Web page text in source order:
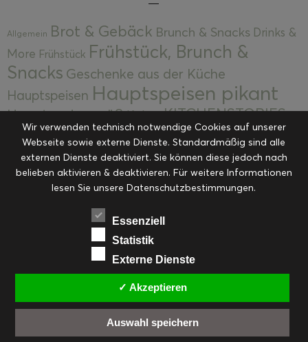
Allgemein Brot & Gebäck Brunch & Snacks Drinks &
More Frühstück Frühstück, Brunch &
Snacks Geschenke aus der Küche
Hauptspeisen Hauptspeisen pikant
Hauptspeisen süßKekseKITCHENSTORIES
Kuchen, Torten & Desserts Kuchen und
Desserts Kulinarik Kulinarische Mitbringsel &
Eingemachtes Ohne Kategorie Ostern Resteküche
RezepteSaisonalSliderStartseite
Suppen, Salate & Vorspeisen
Vorspeisen, Salate & Suppen
Weihnachten Workshops & Events
FACEBOOK PINTEREST EMAIL
Wir verwenden technisch notwendige Cookies auf unserer
Webseite sowie externe Dienste. Standardmäßig sind alle
externen Dienste deaktiviert. Sie können diese jedoch nach
belieben aktivieren & deaktivieren. Für weitere Informationen
lesen Sie unsere Datenschutzbestimmungen.
Essenziell
Statistik
Externe Dienste
✓ Akzeptieren
Auswahl speichern